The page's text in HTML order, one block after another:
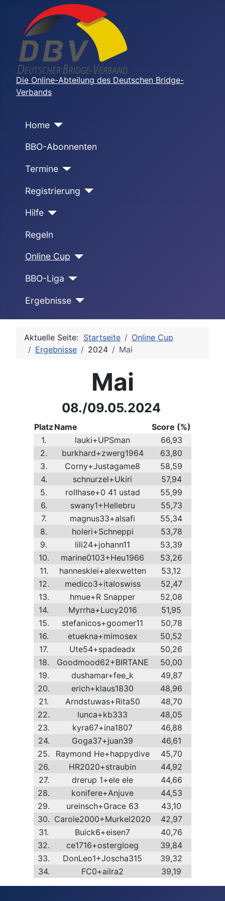
Die Online-Abteilung des Deutschen Bridge-
Verbands
Home
BBO-Abonnenten
Termine
Registrierung
Hilfe
Regeln
Online Cup
BBO-Liga
Ergebnisse
Aktuelle Seite: Startseite
Online Cup
Ergebnisse
2024 Mai
Mai
08./09.05.2024
PlatzName
Score (%)
1.
lauki+UPSman
66,93
2.
burkhard+zwerg1964
63,80
3.
Corny+Justagame8
58,59
4.
schnurzel+Ukiri
57,94
5.
rollhase+0 41 ustad
55,99
6.
swany1+Hellebru
55,73
7.
magnus33+alsafi
55,34
8.
holeri+Schneppi
53,78
9.
lili24+johann11
53,39
10.
marine0103+Heu1966
53,26
11.
hannesklei+alexwetten
53,12
12.
medico3+italoswiss
52,47
13.
hmue+R Snapper
52,08
14.
Myrrha+Lucy2016
51,95
15.
stefanicos+goomer11
50,78
16.
etuekna+mimosex
50,52
17.
Ute54+spadeadx
50,26
18.
Goodmood62+BIRTANE
50,00
19.
dushamar+fee_k
49,87
20.
erich+klaus1830
48,96
21.
Arndstuwas+Rita50
48,70
22.
lunca+kb333
48,05
23.
kyra67+ina1807
46,88
24.
Goga37+juan39
46,61
25.
Raymond He+happydive
45,70
26.
HR2020+straubin
44,92
27.
drerup 1+ele ele
44,66
28.
konifere+Anjuve
44,53
29.
ureinsch+Grace 63
43,10
30. Carole2000+Murkel2020
42,97
31.
Buick6+eisen7
40,76
32.
ce1716+ostergloeg
39,84
33.
DonLeo1+Joscha315
39,32
34.
FC0+ailra2 39,19